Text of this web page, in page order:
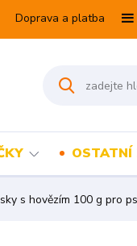
Doprava a platba
OSTATNÍ
s hovězím 100 g pro